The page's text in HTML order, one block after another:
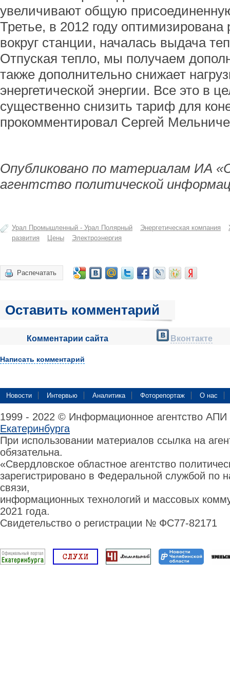
увеличивают общую
Третье, в 2012 году
вокруг станции, началась выдача
Отпуская тепло, мы получаем
также дополнительно снижает
энергетической энергии. Все это в
существенно снизить тариф для
прокомментировал Сергей
Опубликовано по материалам ИА
агентство политической
Урал Промышленный - Урал Полярный Энергетическая компания
развития
Цены Электроэнергия
Распечатать
Оставить комментарий
Комментарии сайта Вконтакте
Написать комментарий
Новости Интервью Аналитика Фоторепортаж О нас
1999 - 2022 © Информационное агентство
Екатеринбурга
При использовании материалов ссылка на
обязательна.
«Свердловское областное агентство
зарегистрировано в Федеральной службой по
связи,
информационных технологий и массовых
2021 года.
Свидетельство о регистрации № ФС77-82171